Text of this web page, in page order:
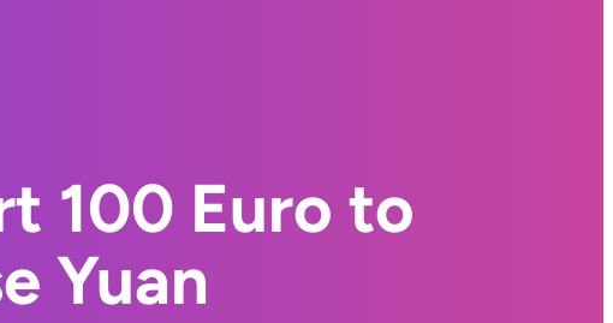
100 Euro to
Yuan